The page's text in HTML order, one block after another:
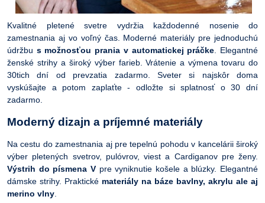
Kvalitné pletené svetre vydržia každodenné nosenie do
zamestnania aj vo voľný čas. Moderné materiály pre jednoduchú
údržbu s možnosťou prania v automatickej práčke . Elegantné
ženské strihy a široký výber farieb. Vrátenie a výmena tovaru do
30tich dní od prevzatia zadarmo. Sveter si najskôr doma
vyskúšajte a potom zaplaťte - odložte si splatnosť o 30 dní
zadarmo.
Moderný dizajn a príjemné materiály
Na cestu do zamestnania aj pre tepelnú pohodu v kancelárii široký
výber pletených svetrov, pulóvrov, viest a Cardiganov pre ženy.
Výstrih do písmena V pre vyniknutie košele a blúzky. Elegantné
dámske strihy. Praktické materiály na báze bavlny, akrylu ale aj
merino vlny